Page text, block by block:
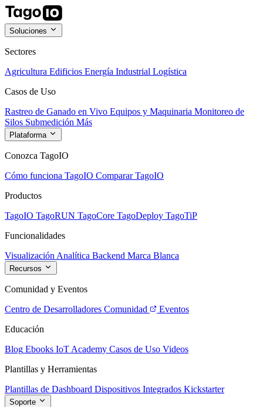
Soluciones
Sectores
Agricultura Edificios Energía Industrial Logística
Casos de Uso
Rastreo de Ganado en Vivo Equipos y Maquinaria Monitoreo de
Silos Submedición Más
Plataforma
Conozca TagoIO
Cómo funciona TagoIO Comparar TagoIO
Productos
TagoIO TagoRUN TagoCore TagoDeploy TagoTiP
Funcionalidades
Visualización Analítica Backend Marca Blanca
Recursos
Comunidad y Eventos
Centro de Desarrolladores Comunidad
Eventos
Educación
Blog Ebooks IoT Academy Casos de Uso Videos
Plantillas y Herramientas
Plantillas de Dashboard Dispositivos Integrados Kickstarter
Soporte